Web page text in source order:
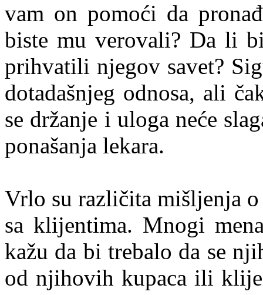
vam on pomoći da
biste mu verovali? Da li
prihvatili njegov savet?
dotadašnjeg odnosa, ali
se držanje i uloga neće
ponašanja lekara.
Vrlo su različita mišljenja
sa klijentima. Mnogi
kažu da bi trebalo da se
od njihovih kupaca ili